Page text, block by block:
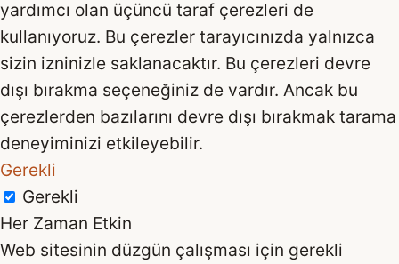
yardımcı olan üçüncü taraf çerezleri de
kullanıyoruz. Bu çerezler tarayıcınızda yalnızca
sizin izninizle saklanacaktır. Bu çerezleri devre
dışı bırakma seçeneğiniz de vardır. Ancak bu
çerezlerden bazılarını devre dışı bırakmak tarama
deneyiminizi etkileyebilir.
Gerekli
Gerekli
Her Zaman Etkin
Web sitesinin düzgün çalışması için gerekli